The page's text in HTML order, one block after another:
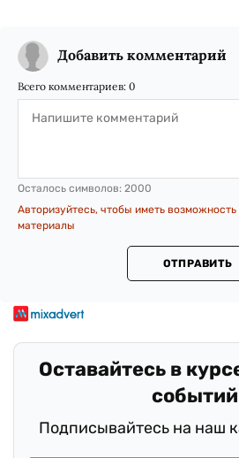
Добавить комментарий
Всего комментариев: 0
Осталось символов: 2000
Авторизуйтесь, чтобы иметь
материалы
ОТПРАВИТЬ
Оставайтесь в
Подписывайтесь на наш